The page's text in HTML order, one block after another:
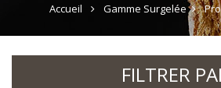
Accueil Gamme Surgelée
FILTRER